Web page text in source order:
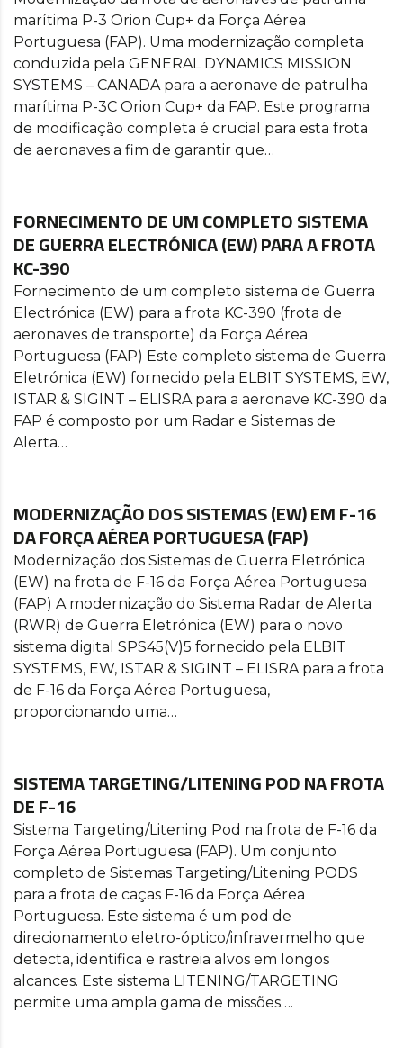
marítima P-3 Orion Cup+ da Força Aérea
Portuguesa (FAP). Uma modernização completa
conduzida pela GENERAL DYNAMICS MISSION
SYSTEMS – CANADA para a aeronave de patrulha
marítima P-3C Orion Cup+ da FAP. Este programa
de modificação completa é crucial para esta frota
de aeronaves a fim de garantir que…
FORNECIMENTO DE UM COMPLETO SISTEMA
DE GUERRA ELECTRÓNICA (EW) PARA A FROTA
KC-390
Fornecimento de um completo sistema de Guerra
Electrónica (EW) para a frota KC-390 (frota de
aeronaves de transporte) da Força Aérea
Portuguesa (FAP) Este completo sistema de Guerra
Eletrónica (EW) fornecido pela ELBIT SYSTEMS, EW,
ISTAR & SIGINT – ELISRA para a aeronave KC-390 da
FAP é composto por um Radar e Sistemas de
Alerta…
MODERNIZAÇÃO DOS SISTEMAS (EW) EM F-16
DA FORÇA AÉREA PORTUGUESA (FAP)
Modernização dos Sistemas de Guerra Eletrónica
(EW) na frota de F-16 da Força Aérea Portuguesa
(FAP) A modernização do Sistema Radar de Alerta
(RWR) de Guerra Eletrónica (EW) para o novo
sistema digital SPS45(V)5 fornecido pela ELBIT
SYSTEMS, EW, ISTAR & SIGINT – ELISRA para a frota
de F-16 da Força Aérea Portuguesa,
proporcionando uma…
SISTEMA TARGETING/LITENING POD NA FROTA
DE F-16
Sistema Targeting/Litening Pod na frota de F-16 da
Força Aérea Portuguesa (FAP). Um conjunto
completo de Sistemas Targeting/Litening PODS
para a frota de caças F-16 da Força Aérea
Portuguesa. Este sistema é um pod de
direcionamento eletro-óptico/infravermelho que
detecta, identifica e rastreia alvos em longos
alcances. Este sistema LITENING/TARGETING
permite uma ampla gama de missões….